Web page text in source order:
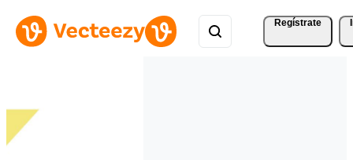
Regístrate